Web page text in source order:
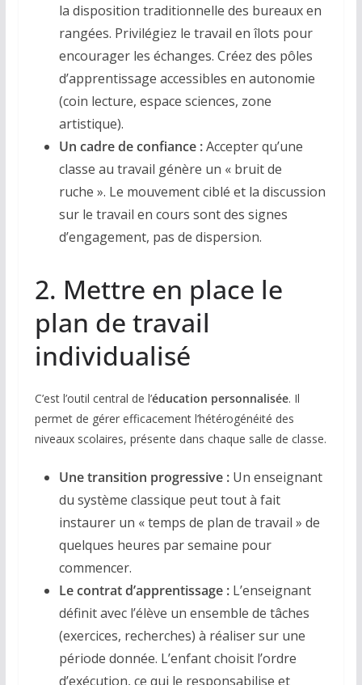
la disposition traditionnelle des bureaux en
rangées. Privilégiez le travail en îlots pour
encourager les échanges. Créez des pôles
d’apprentissage accessibles en autonomie
(coin lecture, espace sciences, zone
artistique).
Un cadre de confiance :Accepter qu’une
classe au travail génère un « bruit de
ruche ». Le mouvement ciblé et la discussion
sur le travail en cours sont des signes
d’engagement, pas de dispersion.
2. Mettre en place le
plan de travail
individualisé
C’est l’outil central de l’éducation personnalisée. Il
permet de gérer efficacement l’hétérogénéité des
niveaux scolaires, présente dans chaque salle de classe.
Une transition progressive :Un enseignant
du système classique peut tout à fait
instaurer un « temps de plan de travail » de
quelques heures par semaine pour
commencer.
Le contrat d’apprentissage :L’enseignant
définit avec l’élève un ensemble de tâches
(exercices, recherches) à réaliser sur une
période donnée. L’enfant choisit l’ordre
d’exécution, ce qui le responsabilise et